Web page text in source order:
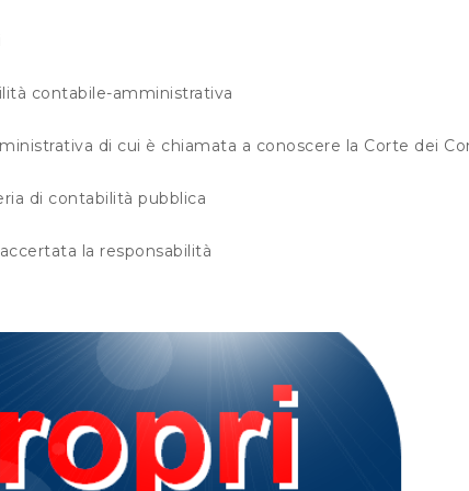
contabile-amministrativa
di cui è chiamata a conoscere la Corte dei
di contabilità pubblica
la responsabilità